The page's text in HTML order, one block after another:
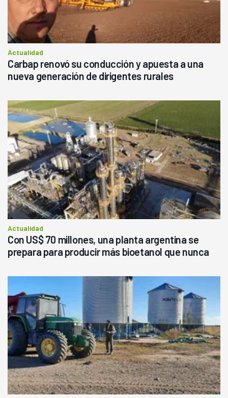
Actualidad
Carbap renovó su conducción y apuesta a una
nueva generación de dirigentes rurales
Actualidad
Con US$ 70 millones, una planta argentina se
prepara para producir más bioetanol que nunca